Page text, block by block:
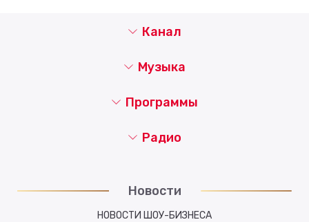
Канал
Музыка
Новости
НОВОСТИ ШОУ-БИЗНЕСА
Программы
Радио